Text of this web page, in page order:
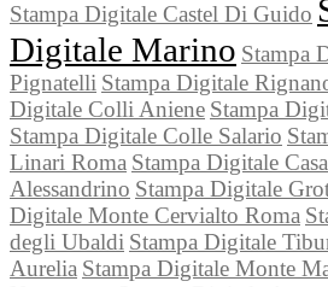
Stampa Digitale Castel Di Guido
Digitale Marino Stampa
Pignatelli Stampa Digitale
Digitale Colli Aniene Stampa
Stampa Digitale Colle Salario
Linari Roma Stampa Digitale
Alessandrino Stampa Digitale
Digitale Monte Cervialto Roma
degli Ubaldi Stampa Digitale
Aurelia Stampa Digitale Monte